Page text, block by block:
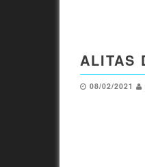
ALITAS
08/02/2021